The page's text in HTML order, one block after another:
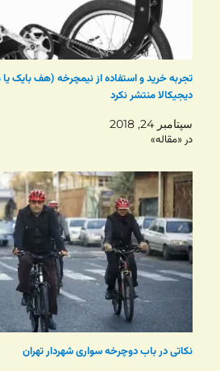
تجربه خرید و استفاده از نیمچرخه (هف بایک
دیجیکالا منتشر نکرد
سپتامبر 24, 2018
در «مقاله»
نکاتی در باب دوچرخه سواری شهردار تهران